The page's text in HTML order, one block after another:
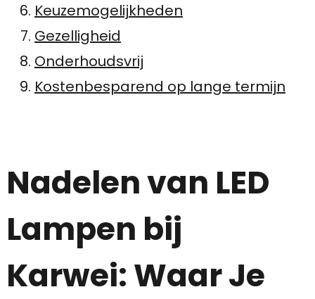
Keuzemogelijkheden
Gezelligheid
Onderhoudsvrij
Kostenbesparend op lange termijn
Nadelen van LED
Lampen bij
Karwei: Waar Je